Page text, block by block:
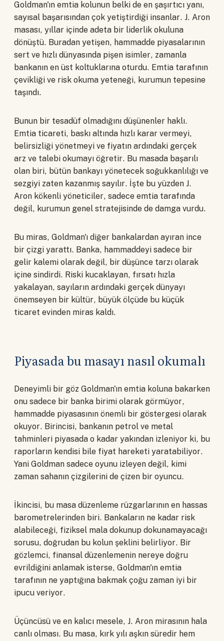
Goldman'ın emtia kolunun belki de en şaşırtıcı yanı,
sayısal başarısından çok yetiştirdiği insanlar. J. Aron
masası, yıllar içinde adeta bir liderlik okuluna
dönüştü. Buradan yetişen, hammadde piyasalarının
sert ve hızlı dünyasında pişen isimler, zamanla
bankanın en üst koltuklarına oturdu. Emtia tarafının
çevikliği ve risk okuma yeteneği, kurumun tepesine
taşındı.
Bunun bir tesadüf olmadığını düşünenler haklı.
Emtia ticareti, baskı altında hızlı karar vermeyi,
belirsizliği yönetmeyi ve fiyatın ardındaki gerçek
arz ve talebi okumayı öğretir. Bu masada başarılı
olan biri, bütün bankayı yönetecek soğukkanlılığı ve
sezgiyi zaten kazanmış sayılır. İşte bu yüzden J.
Aron kökenli yöneticiler, sadece emtia tarafında
değil, kurumun genel stratejisinde de damga vurdu.
Bu miras, Goldman'ı diğer bankalardan ayıran ince
bir çizgi yarattı. Banka, hammaddeyi sadece bir
gelir kalemi olarak değil, bir düşünce tarzı olarak
içine sindirdi. Riski kucaklayan, fırsatı hızla
yakalayan, sayıların ardındaki gerçek dünyayı
önemseyen bir kültür, büyük ölçüde bu küçük
ticaret evinden miras kaldı.
Piyasada bu masayı nasıl okumalı
Deneyimli bir göz Goldman'ın emtia koluna bakarken
onu sadece bir banka birimi olarak görmüyor,
hammadde piyasasının önemli bir göstergesi olarak
okuyor. Birincisi, bankanın petrol ve metal
tahminleri piyasada o kadar yakından izleniyor ki, bu
raporların kendisi bile fiyat hareketi yaratabiliyor.
Yani Goldman sadece oyunu izleyen değil, kimi
zaman sahanın çizgilerini de çizen bir oyuncu.
İkincisi, bu masa düzenleme rüzgarlarının en hassas
barometrelerinden biri. Bankaların ne kadar risk
alabileceği, fiziksel mala dokunup dokunamayacağı
sorusu, doğrudan bu kolun şeklini belirliyor. Bir
gözlemci, finansal düzenlemenin nereye doğru
evrildiğini anlamak isterse, Goldman'ın emtia
tarafının ne yaptığına bakmak çoğu zaman iyi bir
ipucu veriyor.
Üçüncüsü ve en kalıcı mesele, J. Aron mirasının hala
canlı olması. Bu masa, kırk yılı aşkın süredir hem